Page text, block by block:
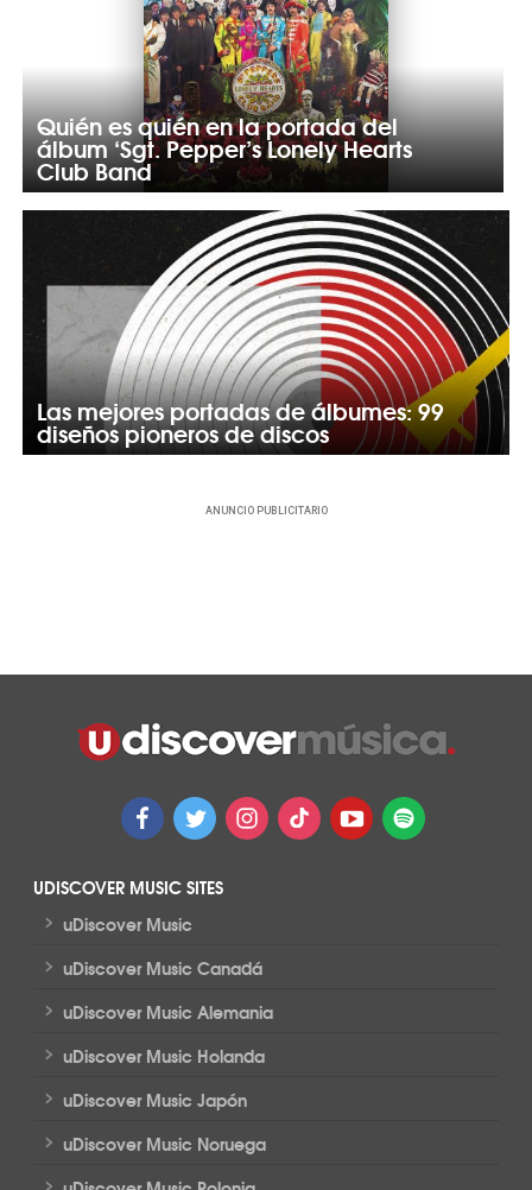
Quién es quién en la portada del
álbum ‘Sgt. Pepper’s Lonely Hearts
Club Band
Las mejores portadas de álbumes: 99
diseños pioneros de discos
ANUNCIO PUBLICITARIO
UDISCOVER MUSIC SITES
> uDiscover Music
> uDiscover Music Canadá
> uDiscover Music Alemania
> uDiscover Music Holanda
> uDiscover Music Japón
> uDiscover Music Noruega
>